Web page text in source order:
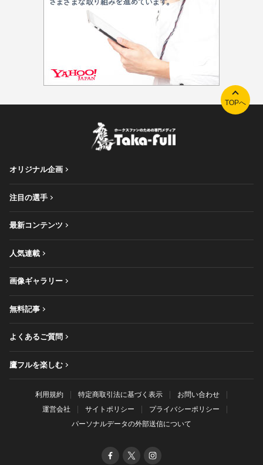
TOPへ
オリジナル企画
注目の選手
最新コンテンツ
人気連載
画像ギャラリー
無料記事
よくあるご質問
鷹フルを楽しむ
利用規約 特定商取引法に基づく表示
お問い合わせ
運営会社
サイトポリシー
プライバシーポリシー
パーソナルデータの外部送信について